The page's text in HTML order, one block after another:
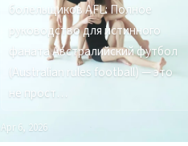
болельщиков AFL: Полное
руководство для истинного
фаната Австралийский футбол
(Australian rules football) — это
не прост…
Apr 6, 2026